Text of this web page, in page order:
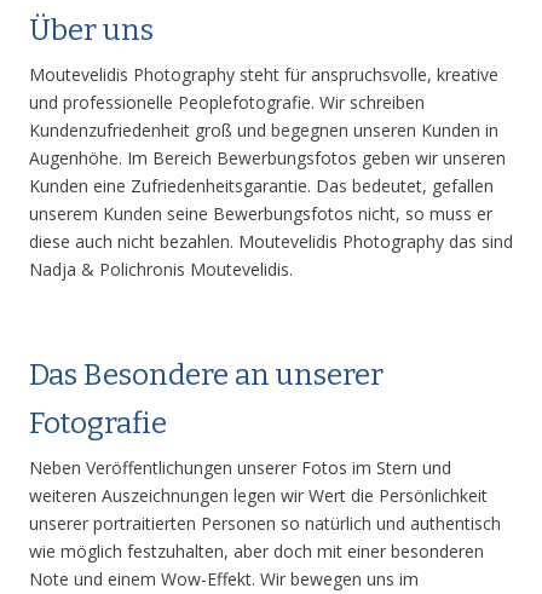
Über uns
Moutevelidis Photography steht für anspruchsvolle, kreative
und professionelle Peoplefotografie. Wir schreiben
Kundenzufriedenheit groß und begegnen unseren Kunden in
Augenhöhe. Im Bereich Bewerbungsfotos geben wir unseren
Kunden eine Zufriedenheitsgarantie. Das bedeutet, gefallen
unserem Kunden seine Bewerbungsfotos nicht, so muss er
diese auch nicht bezahlen. Moutevelidis Photography das sind
Nadja & Polichronis Moutevelidis.
Das Besondere an unserer
Fotografie
Neben Veröffentlichungen unserer Fotos im Stern und
weiteren Auszeichnungen legen wir Wert die Persönlichkeit
unserer portraitierten Personen so natürlich und authentisch
wie möglich festzuhalten, aber doch mit einer besonderen
Note und einem Wow-Effekt. Wir bewegen uns im